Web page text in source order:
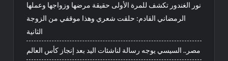
نور الغندور تكشف للمرة الأولى حقيقة مرضها وزواجها وعملها
الرمضاني القادم: حلقت شعري وهذا موقفي من الزوجة
الثانية
مصر.. السيسي يوجه رسالة لناشئات اليد بعد إنجاز كأس العالم